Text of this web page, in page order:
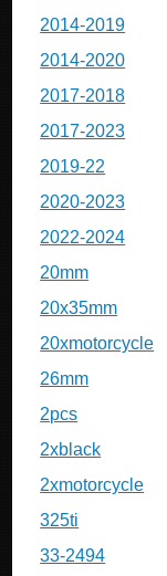
2014-2019
2014-2020
2017-2018
2017-2023
2019-22
2020-2023
2022-2024
20mm
20x35mm
20xmotorcycle
26mm
2pcs
2xblack
2xmotorcycle
325ti
33-2494